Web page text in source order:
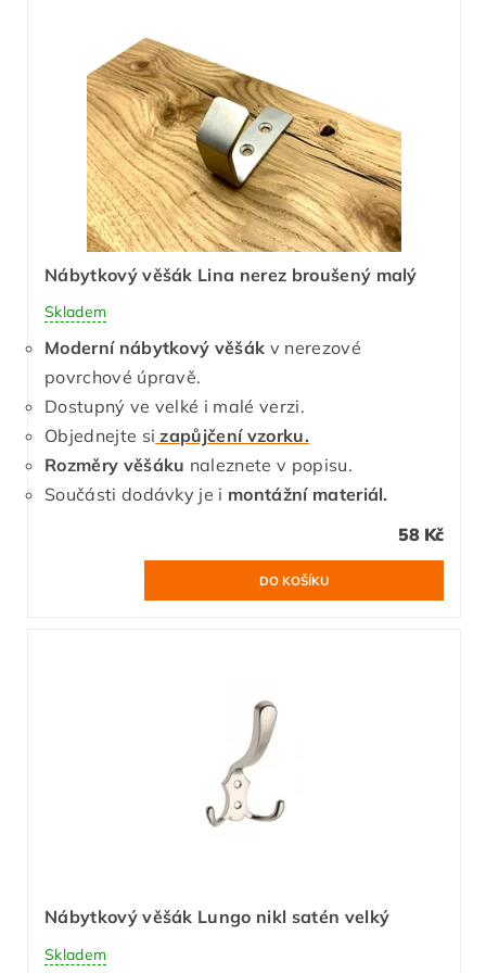
Nábytkový věšák Lina nerez broušený malý
Skladem
Moderní nábytkový věšák v nerezové
povrchové úpravě.
Dostupný ve velké i malé verzi.
Objednejte si zapůjčení vzorku.
Rozměry věšáku naleznete v popisu.
Součásti dodávky je i montážní materiál.
58 Kč
Nábytkový věšák Lungo nikl satén velký
Skladem